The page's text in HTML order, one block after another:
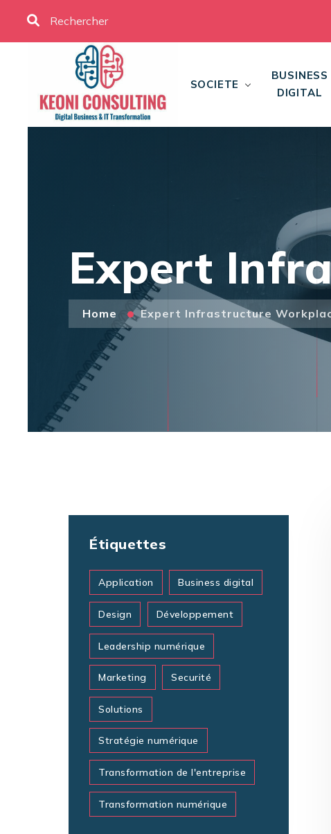
SOCIETE
BUSINESS
DIGITAL
Expert
Home Expert Infrastructure
Étiquettes
Application Business digital
Design Développement
Leadership numérique
Marketing Securité
Solutions
Stratégie numérique
Transformation de l'entreprise
Transformation numérique